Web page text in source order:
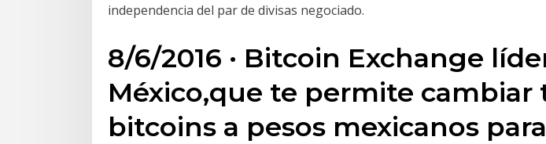
independencia del par de divisas negociado.
8/6/2016 · Bitcoin Exchange
México,que te permite cambiar
bitcoins a pesos mexicanos para